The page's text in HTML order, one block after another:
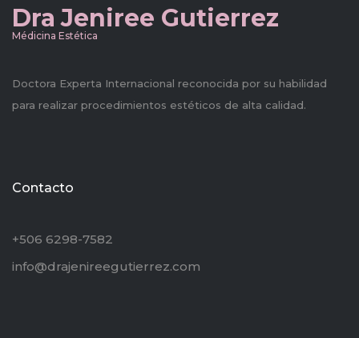
Dra Jeniree Gutierrez
Médicina Estética
Doctora Experta Internacional reconocida por su habilidad
para realizar procedimientos estéticos de alta calidad.
Contacto
+506 6298-7582
info@drajenireegutierrez.com